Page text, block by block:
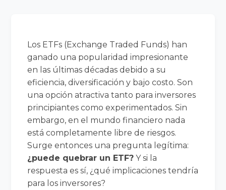
Los ETFs (Exchange Traded Funds) han
ganado una popularidad impresionante
en las últimas décadas debido a su
eficiencia, diversificación y bajo costo. Son
una opción atractiva tanto para inversores
principiantes como experimentados. Sin
embargo, en el mundo financiero nada
está completamente libre de riesgos.
Surge entonces una pregunta legítima:
¿puede quebrar un ETF? Y si la
respuesta es sí, ¿qué implicaciones tendría
para los inversores?